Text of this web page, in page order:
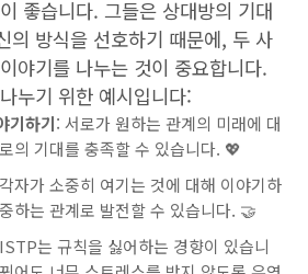
좋습니다. 그들은 상대방의 기대
의 방식을 선호하기 때문에, 두 사
야기를 나누는 것이 중요합니다.
누기 위한 예시입니다:
기하기: 서로가 원하는 관계의 미래에 대
의 기대를 충족할 수 있습니다. 💖
자가 소중히 여기는 것에 대해 이야기하
하는 관계로 발전할 수 있습니다. 🤝
는 규칙을 싫어하는 경향이 있습니